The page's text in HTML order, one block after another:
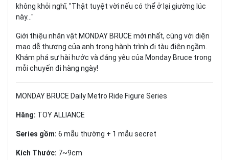
không khỏi nghĩ, "Thật tuyệt vời nếu có thể ở lại giường lúc
này..."
Giới thiệu nhân vật MONDAY BRUCE mới nhất, cùng với diện
mạo dễ thương của anh trong hành trình đi tàu điện ngầm.
Khám phá sự hài hước và đáng yêu của Monday Bruce trong
mỗi chuyến đi hàng ngày!
MONDAY BRUCE Daily Metro Ride Figure Series
Hãng: TOY ALLIANCE
Series gồm: 6 mẫu thường + 1 mẫu secret
Kích Thước: 7~9cm